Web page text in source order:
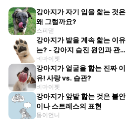
강아지가 자기 입을 핥는 것은
왜 그럴까요?
스피댇
강아지가 발을 계속 핥는 이유
는? - 강아지 습진 원인과 관
리 방법
비마이펫
강아지가 얼굴을 핥는 진짜 이
유! 사랑 vs. 습관?
비마이펫
강아지가 앞발 핥는 것은 불안
이나 스트레스의 표현
몽이언니